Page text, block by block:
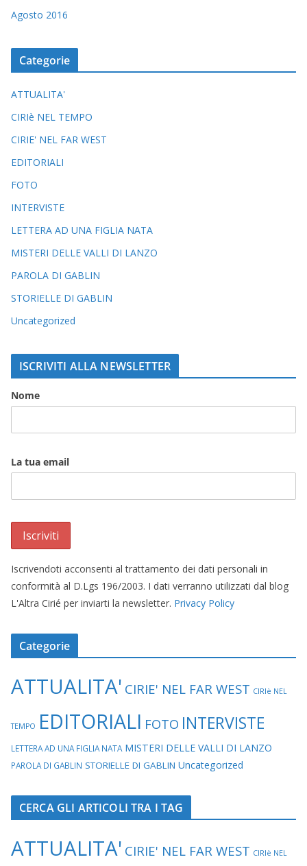
Agosto 2016
Categorie
ATTUALITA'
CIRIè NEL TEMPO
CIRIE' NEL FAR WEST
EDITORIALI
FOTO
INTERVISTE
LETTERA AD UNA FIGLIA NATA
MISTERI DELLE VALLI DI LANZO
PAROLA DI GABLIN
STORIELLE DI GABLIN
Uncategorized
ISCRIVITI ALLA NEWSLETTER
Nome
La tua email
Iscrivendoti acconsenti al trattamento dei dati personali in
conformità al D.Lgs 196/2003. I dati verranno utilizzati dal blog
L'Altra Cirié per inviarti la newsletter. Privacy Policy
Categorie
ATTUALITA' CIRIE' NEL FAR WEST CIRIè NEL
TEMPO EDITORIALI FOTO INTERVISTE
LETTERA AD UNA FIGLIA NATA MISTERI DELLE VALLI DI LANZO
PAROLA DI GABLIN STORIELLE DI GABLIN Uncategorized
CERCA GLI ARTICOLI TRA I TAG
ATTUALITA' CIRIE' NEL FAR WEST CIRIè NEL